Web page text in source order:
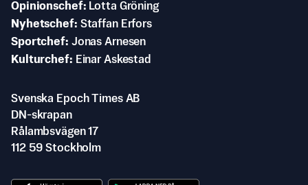
Opinionschef
Lotta Gröning
Nyhetschef Staffan Erfors
Sportchef Jonas Arnesen
Kulturchef
Einar Askestad
Svenska Epoch Times AB
DN-skrapan
Rålambsvägen 17
112 59 Stockholm